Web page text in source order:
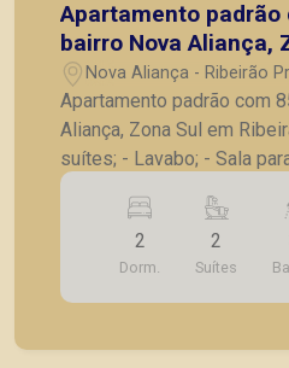
Apartamento padrão
bairro Nova Aliança,
Ribeirão Preto/SP.
Nova Aliança - Ribeirão
Apartamento padrão com
Aliança, Zona Sul em
suítes; - Lavabo; - Sala
Varanda gourmet com
Lavanderia; - 2 vagas de garagem. A
como objetivo atender
agilidade e segurança, em
imóveis prontos, usados
2
Dorm.
2
Suítes